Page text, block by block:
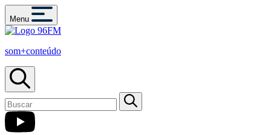
Menu
som+conteúdo